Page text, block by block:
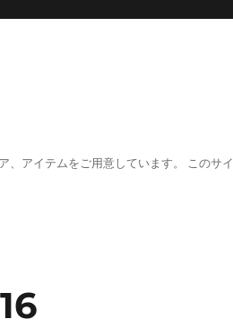
アイテムをご用意しています。 このサ